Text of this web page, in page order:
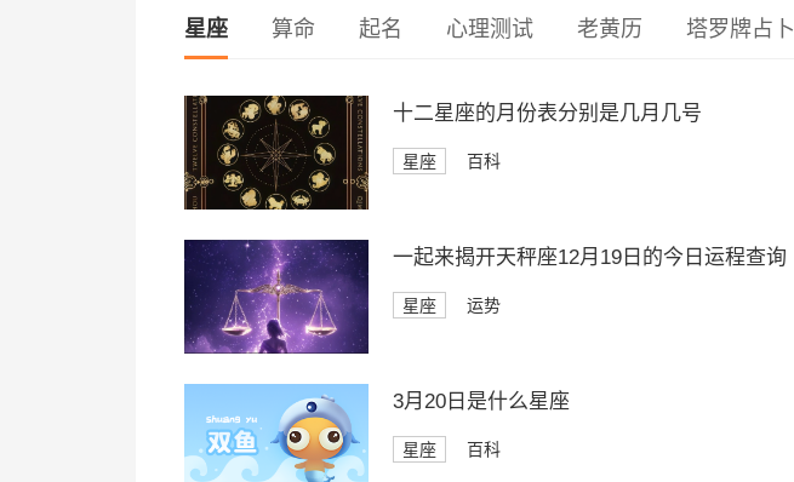
星座 算命 起名 心理测试 老黄历 塔罗牌占卜
十二星座的月份表分别是几月几号
星座 百科
一起来揭开天秤座12月19日的今日运程查询
星座 运势
3月20日是什么星座
星座 百科